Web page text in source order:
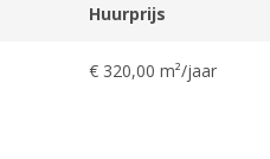
Huurprijs
€ 320,00 m²/jaar